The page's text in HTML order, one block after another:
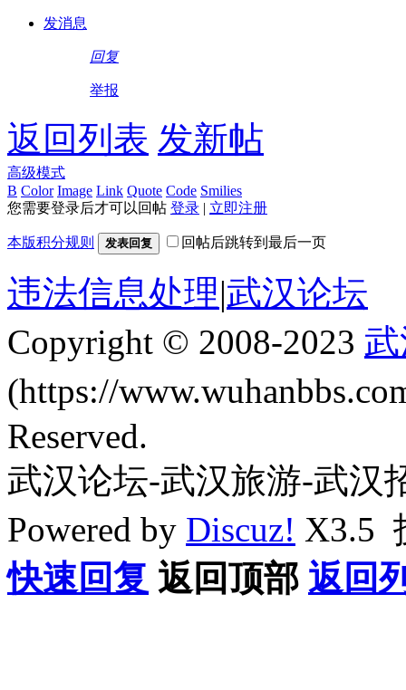
发消息
回复
举报
返回列表 发新帖
高级模式
B Color Image Link Quote Code Smilies
您需要登录后才可以回帖 登录 | 立即注册
本版积分规则 发表回复 回帖后跳转到最后一页
违法信息处理|武汉论坛
Copyright © 2008-2023
(https://
Reserved.
武汉论坛-武汉旅游-武汉
Powered by Discuz! X3.5
快速回复 返回顶部 返回